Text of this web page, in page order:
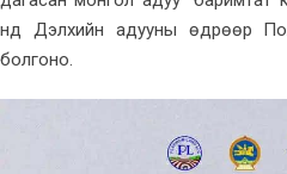
нд Дэлхийн адууны өдрөөр
болгоно.